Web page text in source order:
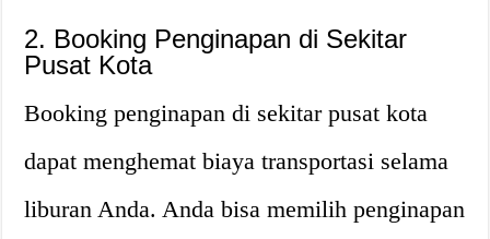
2. Booking Penginapan di Sekitar
Pusat Kota
Booking penginapan di sekitar pusat kota
dapat menghemat biaya transportasi selama
liburan Anda. Anda bisa memilih penginapan